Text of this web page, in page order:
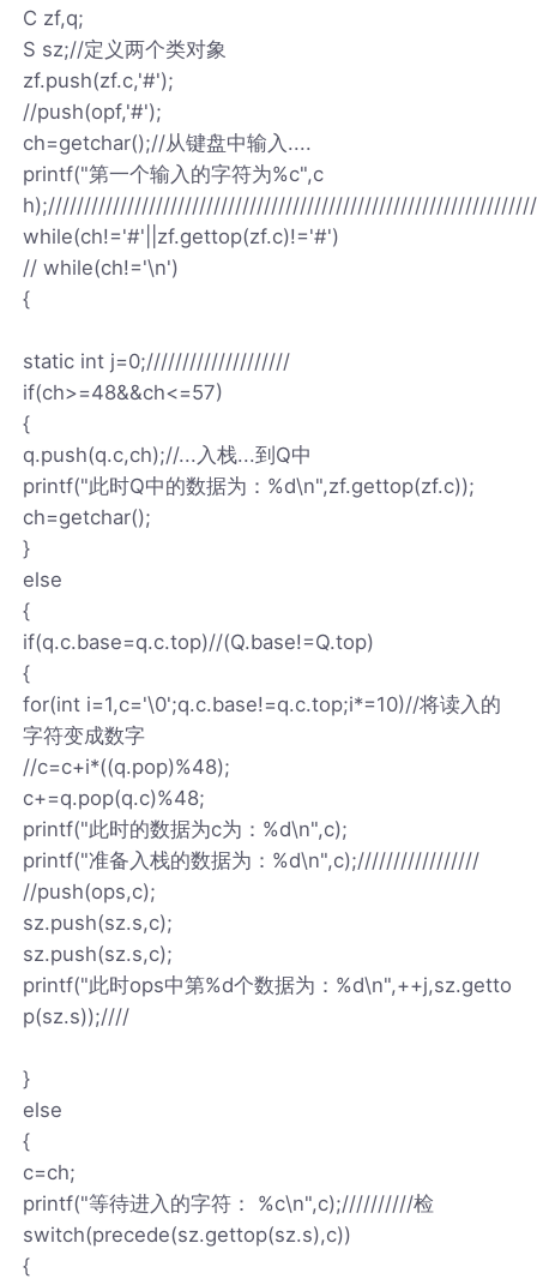
C zf,q;
S sz;//定义两个类对象
zf.push(zf.c,'#');
//push(opf,'#');
ch=getchar();//从键盘中输入....
printf("第一个输入的字符为%c",c
while(ch!='#'||zf.gettop(zf.c)!='#')
// while(ch!='\n')
{
static int j=0;////////////////////
if(ch>=48&&ch<=57)
{
q.push(q.c,ch);//...入栈...到Q中
printf("此时Q中的数据为：%d\n",zf.gettop(zf.c));
ch=getchar();
}
else
{
if(q.c.base=q.c.top)//(Q.base!=Q.top)
{
for(int i=1,c='\0';q.c.base!=q.c.top;i*=10)//将读入的
字符变成数字
//c=c+i*((q.pop)%48);
c+=q.pop(q.c)%48;
printf("此时的数据为c为：%d\n",c);
printf("准备入栈的数据为：%d\n",c);/////////////////
//push(ops,c);
sz.push(sz.s,c);
sz.push(sz.s,c);
printf("此时ops中第%d个数据为：%d\n",++j,sz.getto
p(sz.s));////
}
else
{
c=ch;
printf("等待进入的字符： %c\n",c);//////////检
switch(precede(sz.gettop(sz.s),c))
{